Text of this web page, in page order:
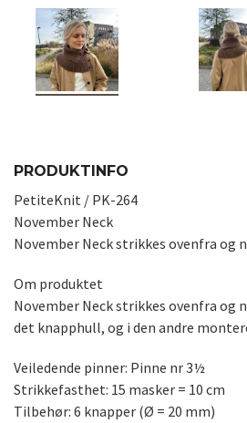
PRODUKTINFO
PetiteKnit / PK-264
November Neck
November Neck strikkes ovenfra og
Om produktet
November Neck strikkes ovenfra
det knapphull, og i den andre
Veiledende pinner: Pinne nr 3½
Strikkefasthet: 15 masker = 10 cm
Tilbehør: 6 knapper (Ø = 20 mm)